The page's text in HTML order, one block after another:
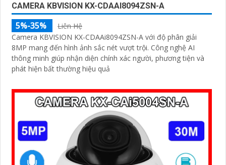
CAMERA KBVISION KX-CDAAI8094ZSN-A
5%-35%
Liên Hệ
Camera KBVISION KX-CDAAi8094ZSN-A với độ phân giải
8MP mang đến hình ảnh sắc nét vượt trội. Công nghệ AI
thông minh giúp nhận diện chính xác người, phương tiện và
phát hiện bất thường hiệu quả